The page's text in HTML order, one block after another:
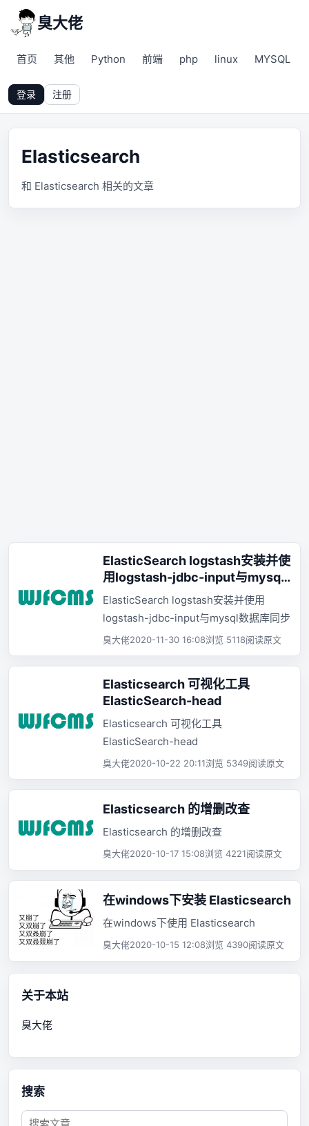
臭大佬
首页 其他 Python 前端 php linux MYSQL
登录 注册
Elasticsearch
和 Elasticsearch 相关的文章
ElasticSearch logstash安装并使
用logstash-jdbc-input与mysql
数据库同步
ElasticSearch logstash安装并使用
logstash-jdbc-input与mysql数据库同步
臭大佬2020-11-30 16:08浏览 5118阅读原文
Elasticsearch 可视化工具
ElasticSearch-head
Elasticsearch 可视化工具
ElasticSearch-head
臭大佬2020-10-22 20:11浏览 5349阅读原文
Elasticsearch 的增删改查
Elasticsearch 的增删改查
臭大佬2020-10-17 15:08浏览 4221阅读原文
在windows下安装 Elasticsearch
在windows下使用 Elasticsearch
臭大佬2020-10-15 12:08浏览 4390阅读原文
关于本站
臭大佬
搜索